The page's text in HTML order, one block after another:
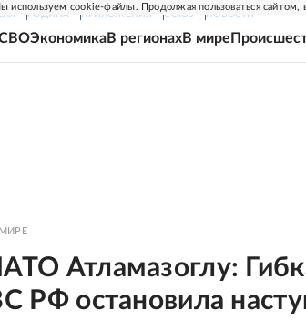
используем cookie-файлы. Продолжая пользоваться сайтом,
РОДИНА ПРИЛОЖЕНИЯ СОЮЗ НОВОСТИ
ЭкономикаВ регионахВ мире
Атламазоглу:
РФ остановила